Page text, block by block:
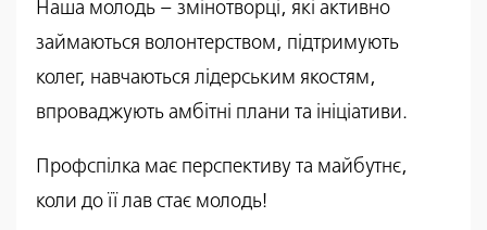
Наша молодь – змінотворці, які активно
займаються волонтерством, підтримують
колег, навчаються лідерським якостям,
впроваджують амбітні плани та ініціативи.
Профспілка має перспективу та майбутнє,
коли до її лав стає молодь!